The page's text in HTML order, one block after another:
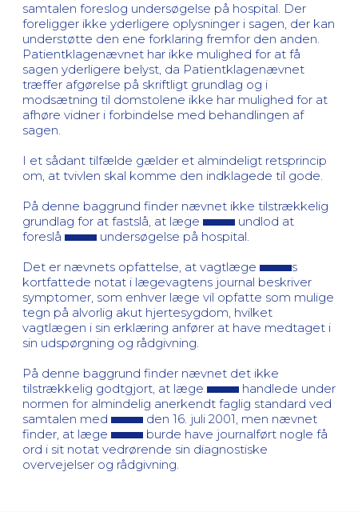
samtalen foreslog undersøgelse på hospital. Der
foreligger ikke yderligere oplysninger i sagen, der kan
understøtte den ene forklaring fremfor den anden.
Patientklagenævnet har ikke mulighed for at få
sagen yderligere belyst, da Patientklagenævnet
træffer afgørelse på skriftligt grundlag og i
modsætning til domstolene ikke har mulighed for at
afhøre vidner i forbindelse med behandlingen af
sagen.
I et sådant tilfælde gælder et almindeligt retsprincip
om, at tvivlen skal komme den indklagede til gode.
På denne baggrund finder nævnet ikke tilstrækkelig
grundlag for at fastslå, at læge
undlod at
foreslå
undersøgelse på hospital.
Det er nævnets opfattelse, at vagtlæge
s
kortfattede notat i lægevagtens journal beskriver
symptomer, som enhver læge vil opfatte som mulige
tegn på alvorlig akut hjertesygdom, hvilket
vagtlægen i sin erklæring anfører at have medtaget i
sin udspørgning og rådgivning.
På denne baggrund finder nævnet det ikke
tilstrækkelig godtgjort, at læge
handlede under
normen for almindelig anerkendt faglig standard ved
samtalen med
den 16. juli 2001, men nævnet
finder, at læge
burde have journalført nogle få
ord i sit notat vedrørende sin diagnostiske
overvejelser og rådgivning.